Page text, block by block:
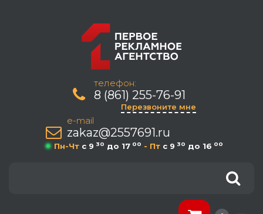
телефон:
8 (861) 255-76-91
Перезвоните мне
e-mail
zakaz@2557691.ru
Пн-Чт c 9 30 до 17 00 - Пт c 9 30 до 16 00